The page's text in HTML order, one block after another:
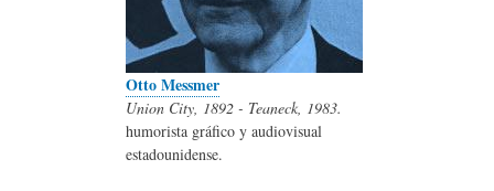
Otto Messmer
Union City, 1892 - Teaneck, 1983.
humorista gráfico y audiovisual
estadounidense.